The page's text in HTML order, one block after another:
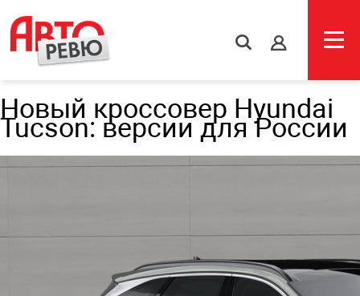
s
Новый кроссовер Hyundai
Tucson: версии для России